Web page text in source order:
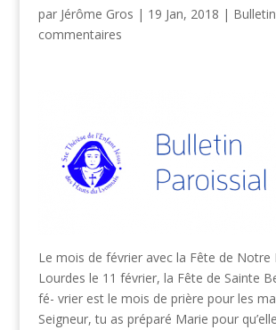
par Jérôme Gros | 19 Jan, 2018 |
commentaires
Le mois de février avec la Fête de Notre
Lourdes le 11 février, la Fête de Sainte
fé- vrier est le mois de prière pour les
Seigneur, tu as préparé Marie pour